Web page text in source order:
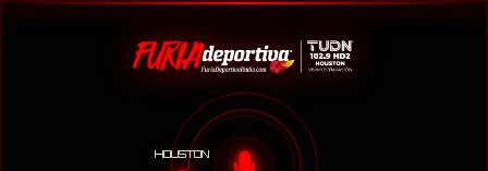
HOUSTON